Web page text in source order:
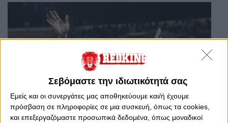
Σεβόμαστε την ιδιωτικότητά σας
Εμείς και οι συνεργάτες μας αποθηκεύουμε και/ή έχουμε
πρόσβαση σε πληροφορίες σε μια συσκευή, όπως τα cookies,
και επεξεργαζόμαστε προσωπικά δεδομένα, όπως μοναδικοί